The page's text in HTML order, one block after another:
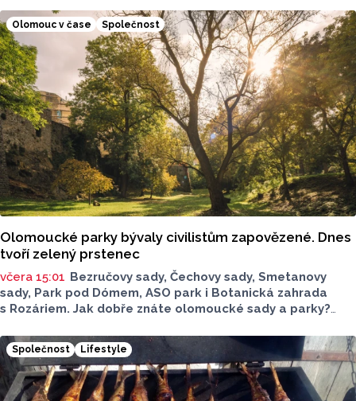
Olomouc v čase Společnost
Olomoucké parky bývaly civilistům zapovězené. Dnes
tvoří zelený prstenec
včera 15:01 Bezručovy sady, Čechovy sady, Smetanovy
sady, Park pod Dómem, ASO park i Botanická zahrada
s Rozáriem. Jak dobře znáte olomoucké sady a parky?
které v nich jsou. Vždy tomu tak ale nebylo.
Společnost Lifestyle